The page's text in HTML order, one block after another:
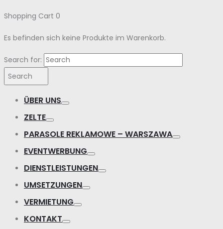
Shopping Cart 0
Es befinden sich keine Produkte im Warenkorb.
Search for:
Search
ÜBER UNS
ZELTE
PARASOLE REKLAMOWE – WARSZAWA
EVENTWERBUNG
DIENSTLEISTUNGEN
UMSETZUNGEN
VERMIETUNG
KONTAKT